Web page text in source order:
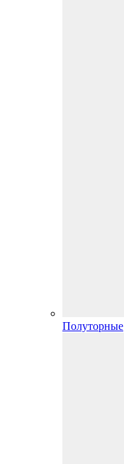
Полуторные